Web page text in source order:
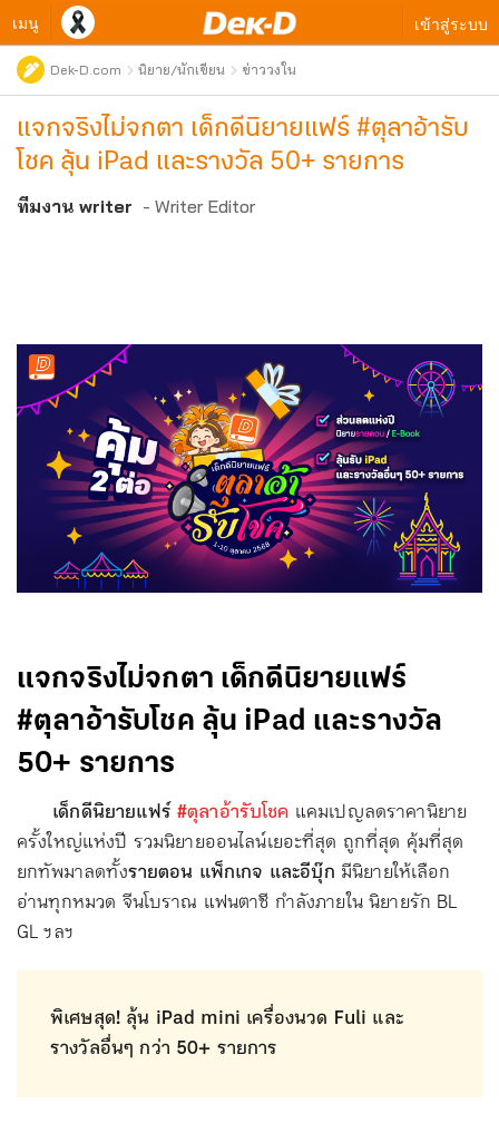
เมนู เข้าสู่ระบบ
Dek-D.com นิยาย/นักเขียน ข่าววงใน
แจกจริงไม่จกตา เด็กดีนิยายแฟร์ #ตุลาอ้ารับ
โชค ลุ้น iPad และรางวัล 50+ รายการ
ทีมงาน writer - Writer Editor
แจกจริงไม่จกตา เด็กดีนิยายแฟร์
#ตุลาอ้ารับโชค ลุ้น iPad และรางวัล
50+ รายการ
เด็กดีนิยายแฟร์#ตุลาอ้ารับโชค แคมเปญลดราคานิยาย
ครั้งใหญ่แห่งปี รวมนิยายออนไลน์เยอะที่สุด ถูกที่สุด คุ้มที่สุด
ยกทัพมาลดทั้งรายตอน แพ็กเกจ และอีบุ๊ก มีนิยายให้เลือก
อ่านทุกหมวด จีนโบราณ แฟนตาซี กำลังภายใน นิยายรัก BL
GL ฯลฯ
พิเศษสุด! ลุ้น iPad mini เครื่องนวด Fuli และ
รางวัลอื่นๆ กว่า 50+ รายการ